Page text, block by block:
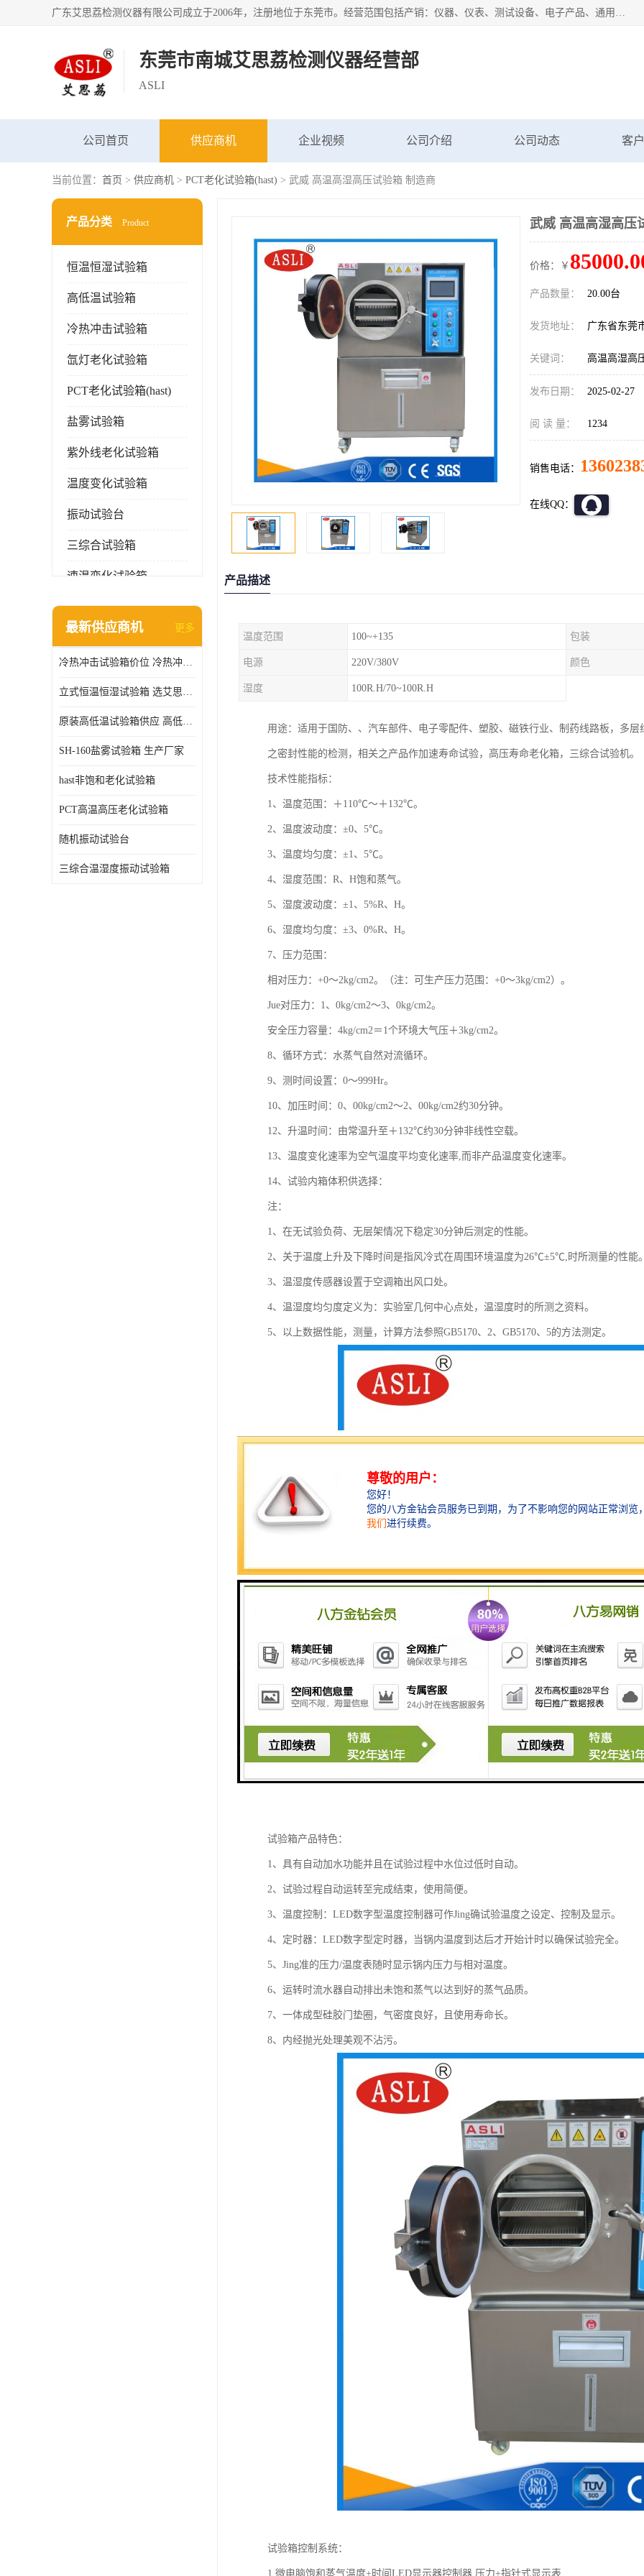
广东艾思荔检测仪器有限公司成立于2006年，注册地位于东莞市。经营范围包括产销：仪器、仪表、测试设备、电子产品、通用机械设；主要产品有： 恒温恒湿试验箱,冷热冲击试验箱,高低温试验箱,速温变化试验箱,高压加速老化试验箱,三综合试验箱,振动试验台等产品，欢迎选购。
东莞市南城艾思荔检测仪器经营部
ASLI
公司首页 供应商机 企业视频 公司介绍 公司动态 客
当前位置： 首页 > 供应商机 > PCT老化试验箱(hast) > 武威 高温高湿高压试验箱 制造商
产品分类 Product
恒温恒湿试验箱
高低温试验箱
冷热冲击试验箱
氙灯老化试验箱
PCT老化试验箱(hast)
盐雾试验箱
紫外线老化试验箱
温度变化试验箱
振动试验台
三综合试验箱
速温变化试验箱
淋雨试验箱(沙尘)
高压加速老化试验箱
最新供应商机 更多
冷热冲击试验箱价位 冷热冲击试验设备 非标定制
立式恒温恒湿试验箱 选艾思荔厂家
原装高低温试验箱供应 高低温交变湿热试验箱
SH-160盐雾试验箱 生产厂家
hast非饱和老化试验箱
PCT高温高压老化试验箱
随机振动试验台
三综合温湿度振动试验箱
武威 高温高湿高压
价格：￥
产品数量： 20.00台
发货地址： 广东省东莞
关键词： 高温高湿高
发布日期： 2025-02-27
阅 读 量： 1234
销售电话：
在线QQ：
产品描述
温度范围 100~+135 包装
电源 220V/380V 颜色
湿度 100R.H/70~100R.H
用途：适用于国防、、汽车部件、电子零配件、塑胶、磁铁行业、制药线路板，多
之密封性能的检测，相关之产品作加速寿命试验，高压寿命老化箱，三综合试验机
技术性能指标：
1、温度范围：＋110℃～＋132℃。
2、温度波动度：±0、5℃。
3、温度均匀度：±1、5℃。
4、湿度范围：R、H饱和蒸气。
5、湿度波动度：±1、5%R、H。
6、湿度均匀度：±3、0%R、H。
7、压力范围：
相对压力：+0～2kg/cm2。（注：可生产压力范围：+0～3kg/cm2）。
Jue对压力：1、0kg/cm2～3、0kg/cm2。
安全压力容量：4kg/cm2＝1个环境大气压＋3kg/cm2。
8、循环方式：水蒸气自然对流循环。
9、测时间设置：0～999Hr。
10、加压时间：0、00kg/cm2～2、00kg/cm2约30分钟。
12、升温时间：由常温升至＋132℃约30分钟非线性空载。
13、温度变化速率为空气温度平均变化速率,而非产品温度变化速率。
14、试验内箱体积供选择：
注：
1、在无试验负荷、无层架情况下稳定30分钟后测定的性能。
2、关于温度上升及下降时间是指风冷式在周围环境温度为26℃±5℃,时所测量的性能
3、温湿度传感器设置于空调箱出风口处。
4、温湿度均匀度定义为：实验室几何中心点处，温湿度时的所测之资料。
5、以上数据性能，测量，计算方法参照GB5170、2、GB5170、5的方法测定。
试验箱产品特色：
1、具有自动加水功能并且在试验过程中水位过低时自动。
2、试验过程自动运转至完成结束，使用简便。
3、温度控制：LED数字型温度控制器可作Jing确试验温度之设定、控制及显示。
4、定时器：LED数字型定时器，当锅内温度到达后才开始计时以确保试验完全。
5、Jing准的压力/温度表随时显示锅内压力与相对温度。
6、运转时流水器自动排出未饱和蒸气以达到好的蒸气品质。
7、一体成型硅胶门垫圈，气密度良好，且使用寿命长。
8、内经抛光处理美观不沾污。
试验箱控制系统：
1.微电脑饱和蒸气温度+时间LED显示器控制器,压力+指针式显示表.